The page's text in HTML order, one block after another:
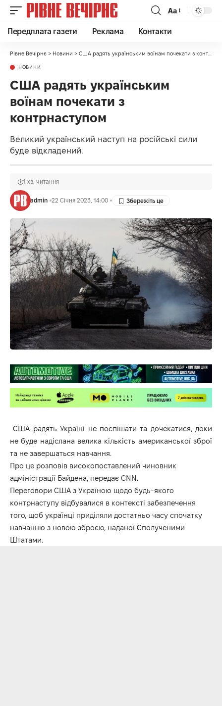
Аа
Передплата газети Реклама Контакти
Рівне Вечірнє > Новини > США радять українським воїнам почекати з контрнаступом
НОВИНИ
США радять українським
воїнам почекати з
контрнаступом
Великий український наступ на російські сили
буде відкладений.
admin 22 Січня 2023, 14:00
1 хв. читання
США радять Україні не поспішати та дочекатися, доки
не буде надіслана велика кількість американської зброї
та не завершаться навчання.
Про це розповів високопоставлений чиновник
адміністрації Байдена, передає CNN.
Переговори США з Україною щодо будь-якого
контрнаступу відбувалися в контексті забезпечення
того, щоб українці приділяли достатньо часу спочатку
навчанню з новою зброєю, наданої Сполученими
Штатами.